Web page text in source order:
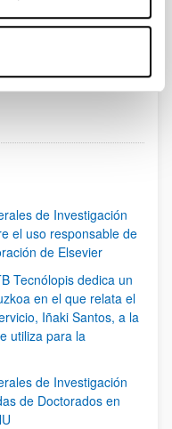
Use TAB para desplazarse.
Páginas intermedias
de Investigación
el uso responsable de
de Elsevier
Tecnólopis dedica un
en el que relata el
Iñaki Santos, a la
utiliza para la
de Investigación
de Doctorados en